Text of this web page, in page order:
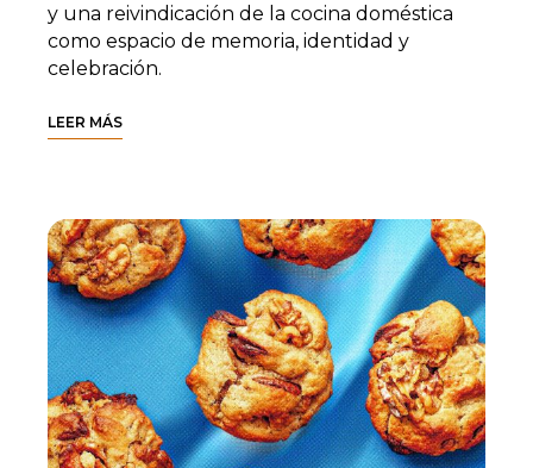
y una reivindicación de la cocina doméstica
como espacio de memoria, identidad y
celebración.
LEER MÁS